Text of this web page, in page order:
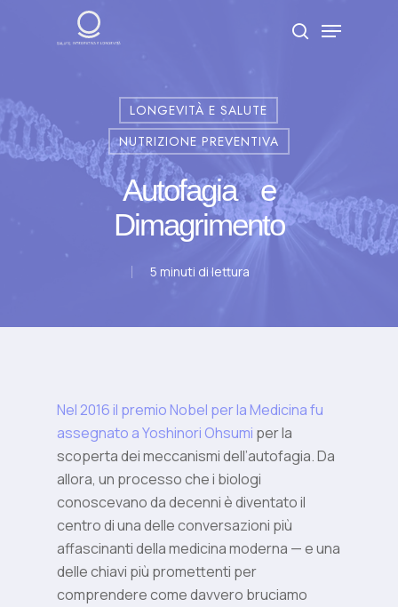
search
Menu
LONGEVITÀ E SALUTE
NUTRIZIONE PREVENTIVA
Auto­fagia e
Dimagrimento
5 minuti di lettura
Nel 2016 il premio Nobel per la Medicina fu
assegnato a Yoshinori Ohsumi per la
scoperta dei meccanismi dell’autofagia. Da
allora, un processo che i biologi
conoscevano da decenni è diventato il
centro di una delle conversazioni più
affascinanti della medicina moderna — e una
delle chiavi più promettenti per
comprendere come davvero bruciamo